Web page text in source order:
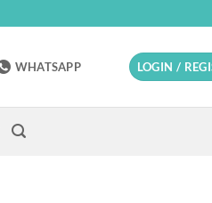
WHATSAPP LOGIN /